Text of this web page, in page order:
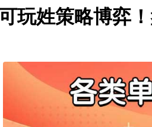
玩姓策略博弈